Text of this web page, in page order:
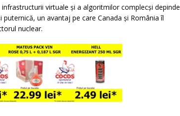
virtuale și a algoritmilor complecși depinde
un avantaj pe care Canada și România îl
nuclear.